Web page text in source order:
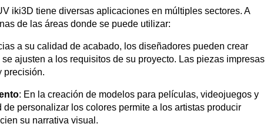
iki3D tiene diversas aplicaciones en múltiples sectores. A
de las áreas donde se puede utilizar:
a su calidad de acabado, los diseñadores pueden crear
ajusten a los requisitos de su proyecto. Las piezas impresas
precisión.
: En la creación de modelos para películas, videojuegos y
personalizar los colores permite a los artistas producir
su narrativa visual.